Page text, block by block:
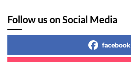
Follow us on Social Media
facebook